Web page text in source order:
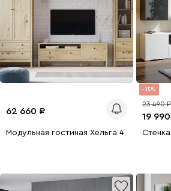
62 660
Модульная гостиная Хельга 4 Дуб
15
19 990
23 490